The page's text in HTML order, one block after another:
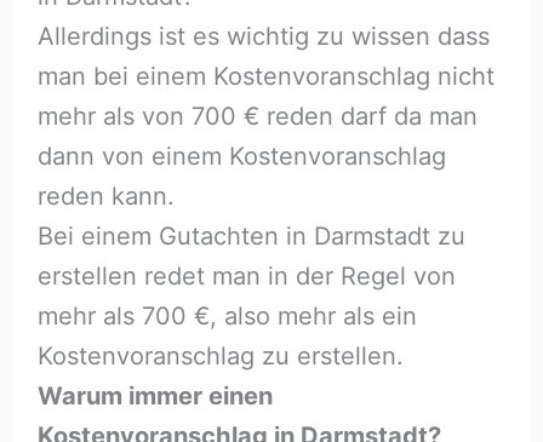
Allerdings ist es wichtig zu wissen dass
man bei einem Kostenvoranschlag nicht
mehr als von 700 € reden darf da man
dann von einem Kostenvoranschlag
reden kann.
Bei einem Gutachten in Darmstadt zu
erstellen redet man in der Regel von
mehr als 700 €, also mehr als ein
Kostenvoranschlag zu erstellen.
Warum immer einen
Kostenvoranschlag in Darmstadt?